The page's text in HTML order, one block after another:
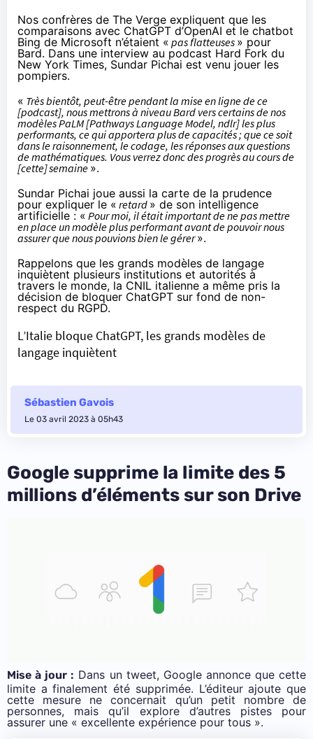
Nos confrères de The Verge expliquent que les
comparaisons avec ChatGPT d’OpenAI et le chatbot
Bing de Microsoft n’étaient « pas flatteuses » pour
Bard. Dans une interview au podcast Hard Fork du
New York Times, Sundar Pichai est venu jouer les
pompiers.
« Très bientôt, peut-être pendant la mise en ligne de ce
[podcast], nous mettrons à niveau Bard vers certains de nos
modèles PaLM [Pathways Language Model, ndlr] les plus
performants, ce qui apportera plus de capacités ; que ce soit
dans le raisonnement, le codage, les réponses aux questions
de mathématiques. Vous verrez donc des progrès au cours de
[cette] semaine ».
Sundar Pichai joue aussi la carte de la prudence
pour expliquer le « retard » de son intelligence
artificielle : « Pour moi, il était important de ne pas mettre
en place un modèle plus performant avant de pouvoir nous
assurer que nous pouvions bien le gérer».
Rappelons que les grands modèles de langage
inquiètent plusieurs institutions et autorités à
travers le monde, la CNIL italienne a même pris la
décision de bloquer ChatGPT sur fond de non-
respect du RGPD.
L’Italie bloque ChatGPT, les grands modèles de
langage inquiètent
Sébastien Gavois
Le 03 avril 2023 à 05h43
Google supprime la limite des 5
millions d’éléments sur son Drive
Mise à jour : Dans un tweet, Google annonce que cette
limite a finalement été supprimée. L’éditeur ajoute que
cette mesure ne concernait qu’un petit nombre de
personnes, mais qu’il explore d’autres pistes pour
assurer une « excellente expérience pour tous ».